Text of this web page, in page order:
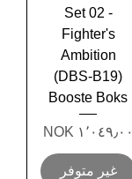
Set 02 -
Fighter's
Ambition
(DBS-B19)
Booste Boks
السعر
غير متوفر